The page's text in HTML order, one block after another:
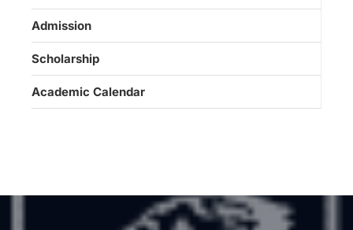
Admission
Scholarship
Academic Calendar